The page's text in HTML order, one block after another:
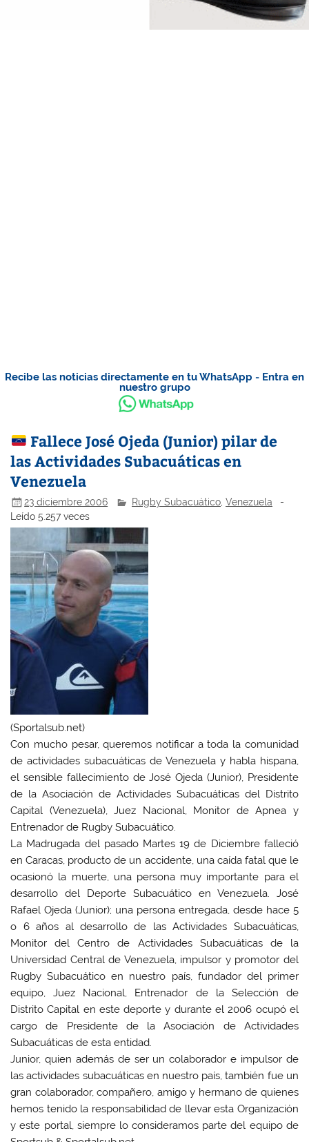
Recibe las noticias directamente en tu WhatsApp - Entra en
nuestro grupo
Fallece José Ojeda (Junior) pilar de
las Actividades Subacuáticas en
Venezuela
23 diciembre 2006 Rugby Subacuático ,Venezuela
-
Leído 5.257 veces
(Sportalsub.net)
Con mucho pesar, queremos notificar a toda la comunidad
de actividades subacuáticas de Venezuela y habla hispana,
el sensible fallecimiento de José Ojeda (Junior), Presidente
de la Asociación de Actividades Subacuáticas del Distrito
Capital (Venezuela), Juez Nacional, Monitor de Apnea y
Entrenador de Rugby Subacuático.
La Madrugada del pasado Martes 19 de Diciembre falleció
en Caracas, producto de un accidente, una caída fatal que le
ocasionó la muerte, una persona muy importante para el
desarrollo del Deporte Subacuático en Venezuela. José
Rafael Ojeda (Junior); una persona entregada, desde hace 5
o 6 años al desarrollo de las Actividades Subacuáticas,
Monitor del Centro de Actividades Subacuáticas de la
Universidad Central de Venezuela, impulsor y promotor del
Rugby Subacuático en nuestro país, fundador del primer
equipo, Juez Nacional, Entrenador de la Selección de
Distrito Capital en este deporte y durante el 2006 ocupó el
cargo de Presidente de la Asociación de Actividades
Subacuáticas de esta entidad.
Junior, quien además de ser un colaborador e impulsor de
las actividades subacuáticas en nuestro país, también fue un
gran colaborador, compañero, amigo y hermano de quienes
hemos tenido la responsabilidad de llevar esta Organización
y este portal, siempre lo consideramos parte del equipo de